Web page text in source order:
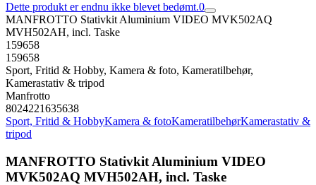
Dette produkt er endnu ikke blevet bedømt.0
MANFROTTO Stativkit Aluminium VIDEO MVK502AQ
MVH502AH, incl. Taske
159658
159658
Sport, Fritid & Hobby, Kamera & foto, Kameratilbehør,
Kamerastativ & tripod
Manfrotto
8024221635638
Sport, Fritid & HobbyKamera & fotoKameratilbehørKamerastativ &
tripod
MANFROTTO Stativkit Aluminium VIDEO
MVK502AQ MVH502AH, incl. Taske